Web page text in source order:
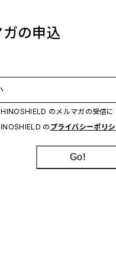
ガの申込
のメルマガの受信に
の プライバシーポリシ
Go!